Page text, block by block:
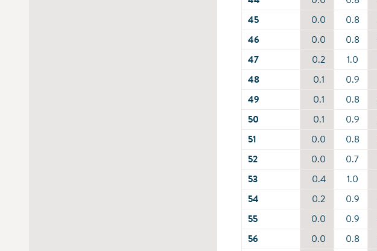
45
0.0 0.8
46
0.0 0.8
47
0.2 1.0
48
0.1 0.9
49
0.1 0.8
50
0.1 0.9
51
0.0 0.8
52
0.0 0.7
53
0.4 1.0
54
0.2 0.9
55
0.0 0.9
56
0.0 0.8